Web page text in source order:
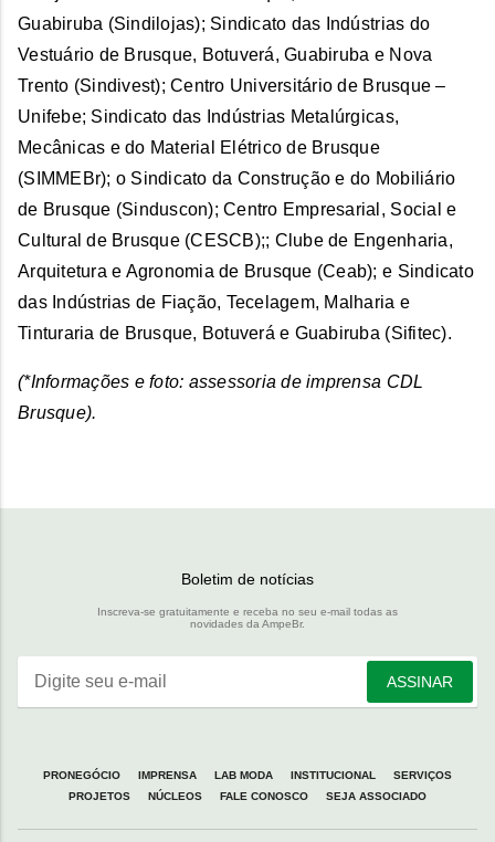
Guabiruba (Sindilojas); Sindicato das Indústrias do
Vestuário de Brusque, Botuverá, Guabiruba e Nova
Trento (Sindivest); Centro Universitário de Brusque –
Unifebe; Sindicato das Indústrias Metalúrgicas,
Mecânicas e do Material Elétrico de Brusque
(SIMMEBr); o Sindicato da Construção e do Mobiliário
de Brusque (Sinduscon); Centro Empresarial, Social e
Cultural de Brusque (CESCB);; Clube de Engenharia,
Arquitetura e Agronomia de Brusque (Ceab); e Sindicato
das Indústrias de Fiação, Tecelagem, Malharia e
Tinturaria de Brusque, Botuverá e Guabiruba (Sifitec).
(*Informações e foto: assessoria de imprensa CDL
Brusque).
Boletim de notícias
Inscreva-se gratuitamente e receba no seu e-mail todas as
novidades da AmpeBr.
Digite seu e-mail ASSINAR
PRONEGÓCIO IMPRENSA LAB MODA INSTITUCIONAL
SERVIÇOS
PROJETOS
NÚCLEOS FALE CONOSCO SEJA ASSOCIADO